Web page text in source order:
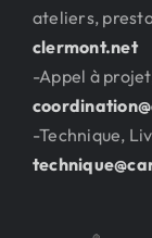
ateliers,
clermont.net
-Appel à
-Technique,